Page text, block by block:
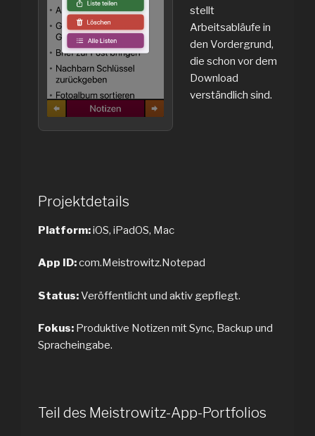
stellt
Arbeitsabläufe in
den Vordergrund,
die schon vor dem
Download
verständlich sind.
Projektdetails
Platform:iOS, iPadOS, Mac
App ID:com.Meistrowitz.Notepad
Status:Veröffentlicht und aktiv gepflegt.
Fokus: Produktive Notizen mit Sync, Backup und
Spracheingabe.
Teil des Meistrowitz-App-Portfolios